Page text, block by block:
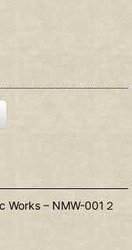
Works ‎– NMW-001２